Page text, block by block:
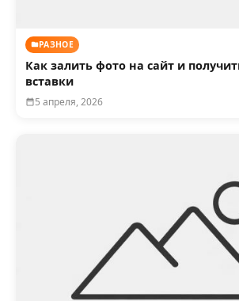
РАЗНОЕ
Как залить фото на сайт и
вставки
5 апреля, 2026